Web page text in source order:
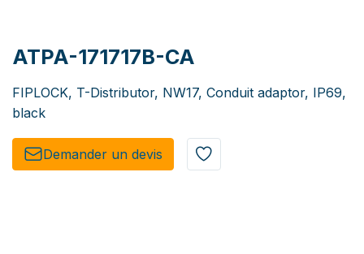
ATPA-171717B-CA
FIPLOCK, T-Distributor, NW17, Conduit adaptor, IP69,
black
Demander un de​​vis​​